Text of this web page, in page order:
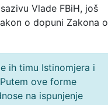
Vlade FBiH, još
o dopuni Zakona o
ih timu Istinomjera i
ove forme
na ispunjenje